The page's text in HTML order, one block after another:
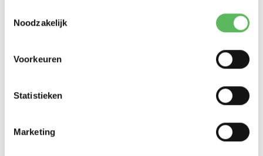
Noodzakelijk
Voorkeuren
Statistieken
Marketing